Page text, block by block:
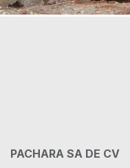
PACHARA SA DE CV